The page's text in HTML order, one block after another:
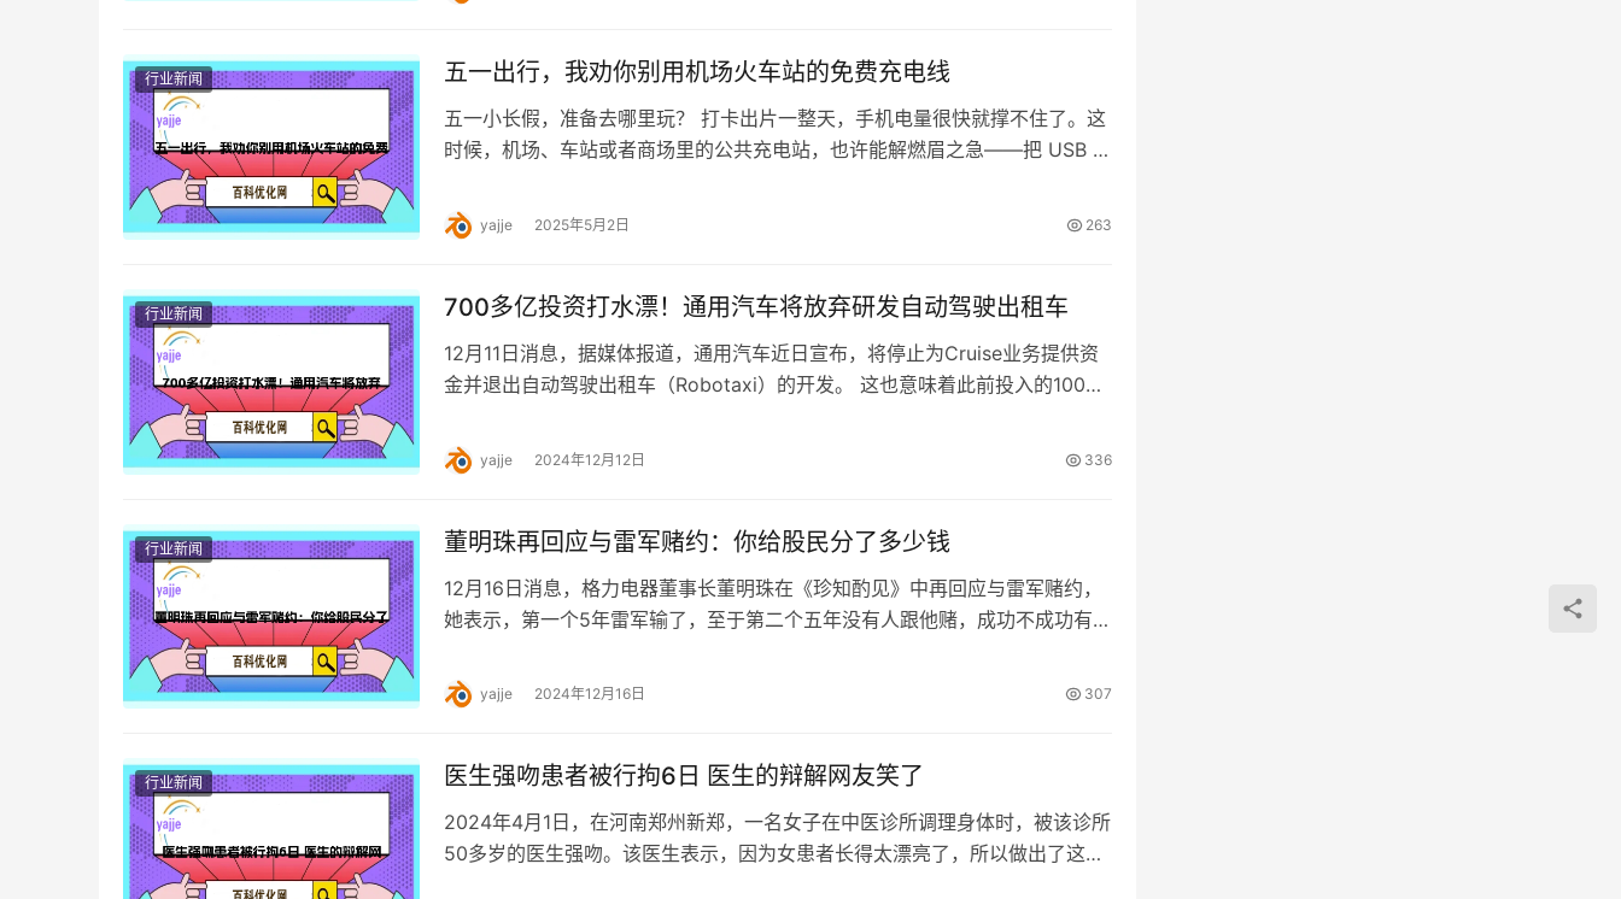
行业新闻 五一出行，我劝你别用机场火车站的免费充电线
五一小长假，准备去哪里玩？ 打卡出片一整天，手机电量很快就撑不住了。这
时候，机场、车站或者商场里的公共充电站，也许能解燃眉之急——把 USB 线
yajje 2025年5月2日 263
行业新闻 700多亿投资打水漂！通用汽车将放弃研发自动驾驶出租车
12月11日消息，据媒体报道，通用汽车近日宣布，将停止为Cruise业务提供资
金并退出自动驾驶出租车（Robotaxi）的开发。 这也意味着此前投入的100多
yajje 2024年12月12日 336
行业新闻 董明珠再回应与雷军赌约：你给股民分了多少钱
12月16日消息，格力电器董事长董明珠在《珍知酌见》中再回应与雷军赌约，
她表示，第一个5年雷军输了，至于第二个五年没有人跟他赌，成功不成功有各
yajje 2024年12月16日 307
行业新闻 医生强吻患者被行拘6日 医生的辩解网友笑了
2024年4月1日，在河南郑州新郑，一名女子在中医诊所调理身体时，被该诊所
50多岁的医生强吻。该医生表示，因为女患者长得太漂亮了，所以做出了这样